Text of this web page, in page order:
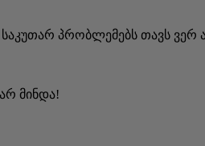
საკუთარ პრობლემებს თავს ვერ
მინდა!